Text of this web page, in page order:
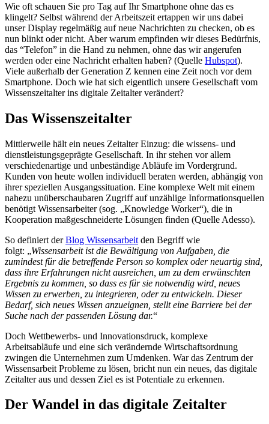
Wie oft schauen Sie pro Tag auf Ihr Smartphone ohne das es
klingelt? Selbst während der Arbeitszeit ertappen wir uns dabei
unser Display regelmäßig auf neue Nachrichten zu checken, ob es
nun blinkt oder nicht. Aber warum empfinden wir dieses Bedürfnis,
das “Telefon” in die Hand zu nehmen, ohne das wir angerufen
werden oder eine Nachricht erhalten haben? (Quelle Hubspot).
Viele außerhalb der Generation Z kennen eine Zeit noch vor dem
Smartphone. Doch wie hat sich eigentlich unsere Gesellschaft vom
Wissenszeitalter ins digitale Zeitalter verändert?
Das Wissenszeitalter
Mittlerweile hält ein neues Zeitalter Einzug: die wissens- und
dienstleistungsgeprägte Gesellschaft. In ihr stehen vor allem
verschiedenartige und unbeständige Abläufe im Vordergrund.
Kunden von heute wollen individuell beraten werden, abhängig von
ihrer speziellen Ausgangssituation. Eine komplexe Welt mit einem
nahezu unüberschaubaren Zugriff auf unzählige Informationsquellen
benötigt Wissensarbeiter (sog. „Knowledge Worker“), die in
Kooperation maßgeschneiderte Lösungen finden (Quelle Adesso).
So definiert derBlog Wissensarbeit den Begriff wie
folgt: „Wissensarbeit ist die Bewältigung von Aufgaben, die
zumindest für die betreffende Person so komplex oder neuartig sind,
dass ihre Erfahrungen nicht ausreichen, um zu dem erwünschten
Ergebnis zu kommen, so dass es für sie notwendig wird, neues
Wissen zu erwerben, zu integrieren, oder zu entwickeln. Dieser
Bedarf, sich neues Wissen anzueignen, stellt eine Barriere bei der
Suche nach der passenden Lösung dar.“
Doch Wettbewerbs- und Innovationsdruck, komplexe
Arbeitsabläufe und eine sich verändernde Wirtschaftsordnung
zwingen die Unternehmen zum Umdenken. War das Zentrum der
Wissensarbeit Probleme zu lösen, bricht nun ein neues, das digitale
Zeitalter aus und dessen Ziel es ist Potentiale zu erkennen.
Der Wandel in das digitale Zeitalter